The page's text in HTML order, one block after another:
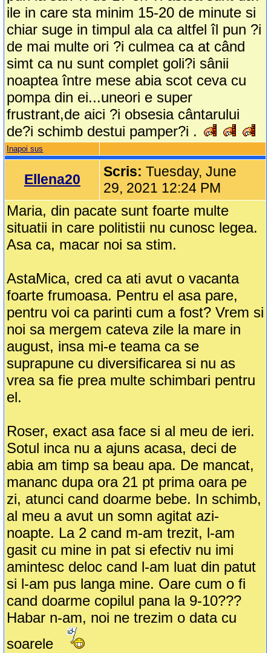
ile in care sta minim 15-20 de minute si
chiar suge in timpul ala ca altfel îl pun ?i
de mai multe ori ?i culmea ca at când
simt ca nu sunt complet goli?i sânii
noaptea între mese abia scot ceva cu
pompa din ei...uneori e super
frustrant,de aici ?i obsesia cântarului
de?i schimb destui pamper?i .
Inapoi sus
Ellena20 Scris:Tuesday, June
29, 2021 12:24 PM
Maria, din pacate sunt foarte multe
situatii in care politistii nu cunosc legea.
Asa ca, macar noi sa stim.
AstaMica, cred ca ati avut o vacanta
foarte frumoasa. Pentru el asa pare,
pentru voi ca parinti cum a fost? Vrem si
noi sa mergem cateva zile la mare in
august, insa mi-e teama ca se
suprapune cu diversificarea si nu as
vrea sa fie prea multe schimbari pentru
el.
Roser, exact asa face si al meu de ieri.
Sotul inca nu a ajuns acasa, deci de
abia am timp sa beau apa. De mancat,
mananc dupa ora 21 pt prima oara pe
zi, atunci cand doarme bebe. In schimb,
al meu a avut un somn agitat azi-
noapte. La 2 cand m-am trezit, l-am
gasit cu mine in pat si efectiv nu imi
amintesc deloc cand l-am luat din patut
si l-am pus langa mine. Oare cum o fi
cand doarme copilul pana la 9-10???
Habar n-am, noi ne trezim o data cu
soarele